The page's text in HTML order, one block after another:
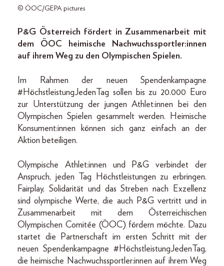
© ÖOC/GEPA pictures
P&G Österreich fördert in Zusammenarbeit mit
dem ÖOC heimische Nachwuchssportler:innen
auf ihrem Weg zu den Olympischen Spielen.
Im Rahmen der neuen Spendenkampagne
#HöchstleistungJedenTag sollen bis zu 20.000 Euro
zur Unterstützung der jungen Athlet:innen bei den
Olympischen Spielen gesammelt werden. Heimische
Konsument:innen können sich ganz einfach an der
Aktion beteiligen.
Olympische Athlet:innen und P&G verbindet der
Anspruch, jeden Tag Höchstleistungen zu erbringen.
Fairplay, Solidarität und das Streben nach Exzellenz
sind olympische Werte, die auch P&G vertritt und in
Zusammenarbeit mit dem Österreichischen
Olympischen Comitée (ÖOC) fördern möchte. Dazu
startet die Partnerschaft im ersten Schritt mit der
neuen Spendenkampagne #HöchstleistungJedenTag,
die heimische Nachwuchssportler:innen auf ihrem Weg